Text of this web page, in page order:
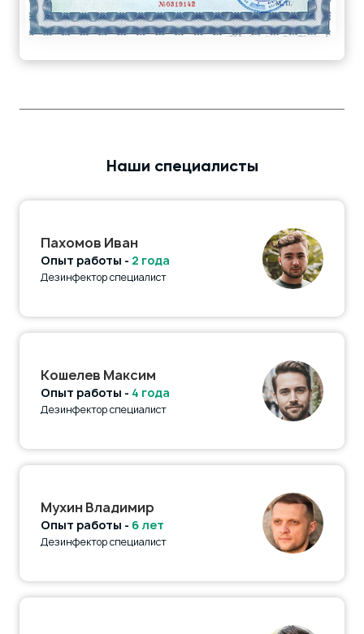
Наши специалисты
Пахомов Иван
Опыт работы - 2 года
Дезинфектор специалист
Кошелев Максим
Опыт работы - 4 года
Дезинфектор специалист
Мухин Владимир
Опыт работы - 6 лет
Дезинфектор специалист